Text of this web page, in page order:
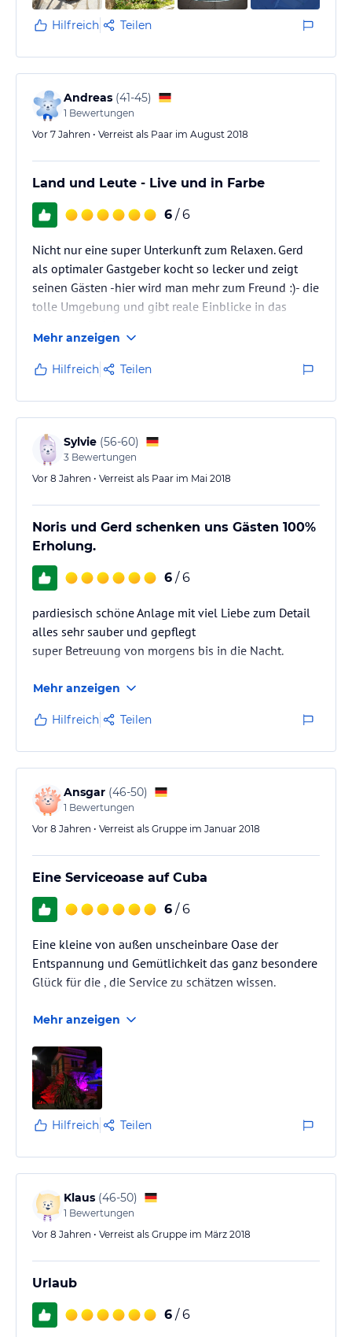
Hilfreich Teilen
Andreas (41-45)
1 Bewertungen
Vor 7 Jahren • Verreist als Paar im August 2018
Land und Leute - Live und in Farbe
6 / 6
Nicht nur eine super Unterkunft zum Relaxen. Gerd
als optimaler Gastgeber kocht so lecker und zeigt
seinen Gästen -hier wird man mehr zum Freund :)- die
tolle Umgebung und gibt reale Einblicke in das
Mehr anzeigen
Hilfreich Teilen
Sylvie (56-60)
3 Bewertungen
Vor 8 Jahren • Verreist als Paar im Mai 2018
Noris und Gerd schenken uns Gästen 100%
Erholung.
6 / 6
pardiesisch schöne Anlage mit viel Liebe zum Detail
alles sehr sauber und gepflegt
super Betreuung von morgens bis in die Nacht.
Mehr anzeigen
Hilfreich Teilen
Ansgar (46-50)
1 Bewertungen
Vor 8 Jahren • Verreist als Gruppe im Januar 2018
Eine Serviceoase auf Cuba
6 / 6
Eine kleine von außen unscheinbare Oase der
Entspannung und Gemütlichkeit das ganz besondere
Glück für die , die Service zu schätzen wissen.
Mehr anzeigen
Hilfreich Teilen
Klaus (46-50)
1 Bewertungen
Vor 8 Jahren • Verreist als Gruppe im März 2018
Urlaub
6 / 6